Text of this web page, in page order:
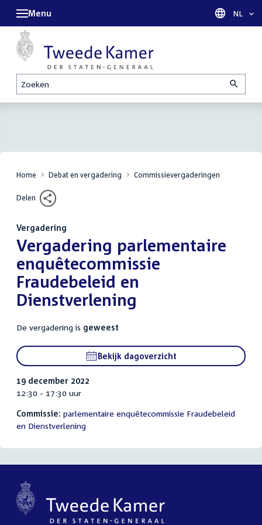
Zoeken
Menu Taal
NL
Home Debat en vergadering Commissievergaderingen
Delen
Vergadering
:Vergadering parlementaire
enquêtecommissie
Fraudebeleid en
Dienstverlening
De vergadering is geweest
Bekijk dagoverzicht
19 december 2022
12:30 - 17:30 uur
Commissie: parlementaire enquêtecommissie Fraudebeleid
en Dienstverlening